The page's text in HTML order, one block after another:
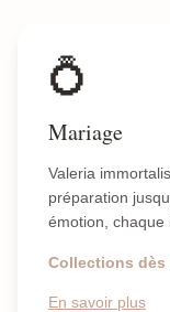
💍
Mariage
Valeria
préparation
émotion, chaque
Collections dès
En savoir plus